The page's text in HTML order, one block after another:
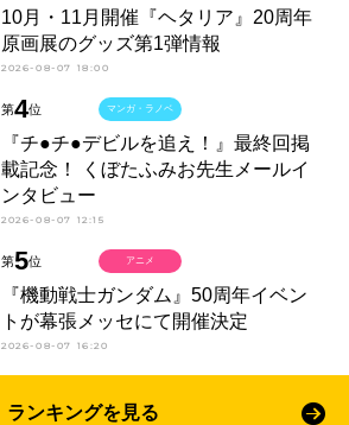
10月・11月開催『ヘタリア』20周年
原画展のグッズ第1弾情報
2026-08-07 18:00
第4位
『チ●チ●デビルを追え！』最終回掲
載記念！ くぼたふみお先生メールイ
ンタビュー
2026-08-07 12:15
マンガ・ラノベ
第5位
『機動戦士ガンダム』50周年イベン
トが幕張メッセにて開催決定
2026-08-07 16:20
アニメ
ランキングを見る